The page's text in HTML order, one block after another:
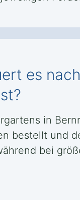
es
in
bestellt und
bei